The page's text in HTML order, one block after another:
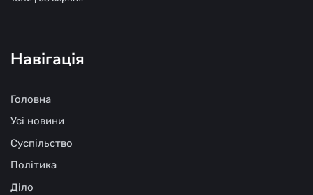
Навігація
Головна
Усі новини
Суспільство
Політика
Діло